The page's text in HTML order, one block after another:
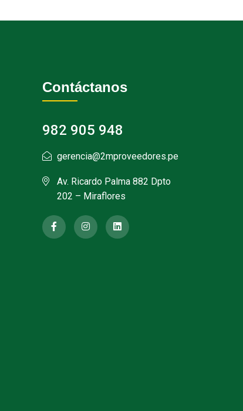
Contáctanos
982 905 948
gerencia@2mproveedores.pe
Av. Ricardo Palma 882 Dpto
202 – Miraflores